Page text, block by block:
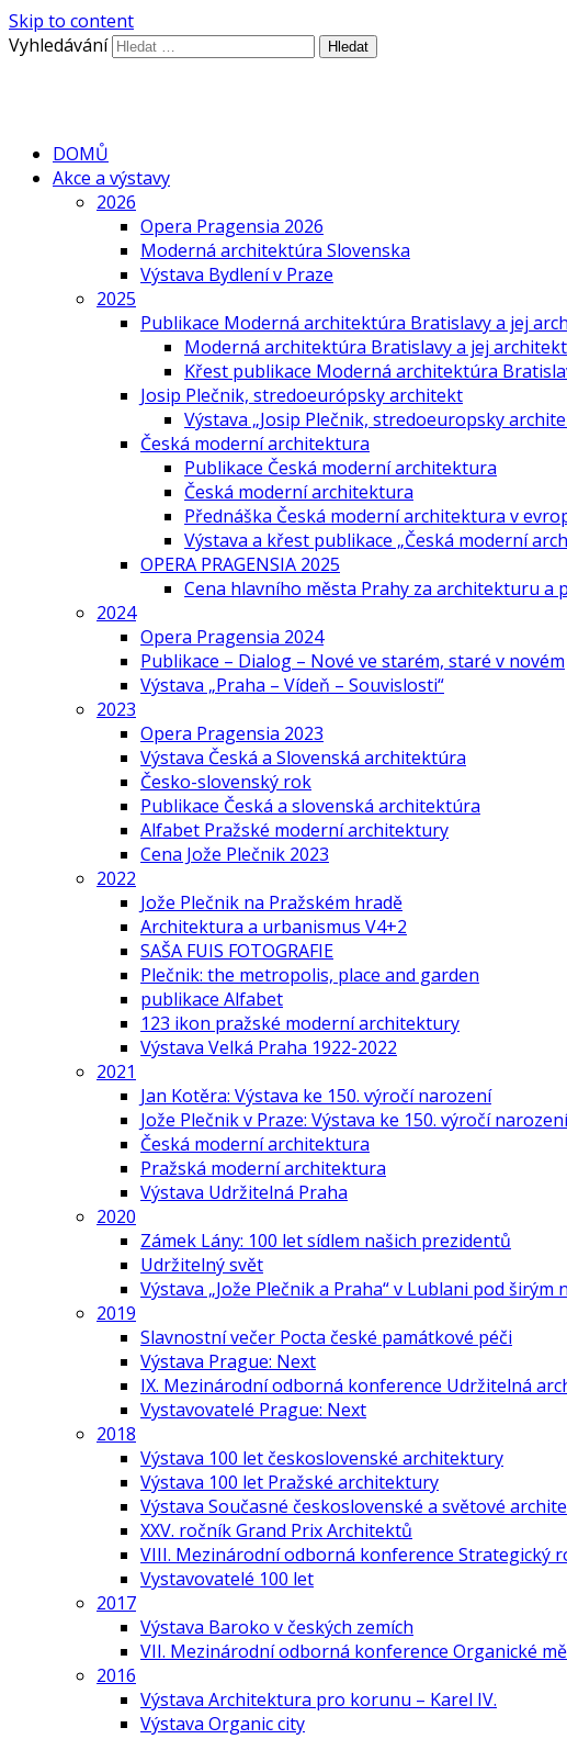
Skip to content
Vyhledávání
DOMŮ
Akce a výstavy
2026
Opera Pragensia 2026
Moderná architektúra Slovenska
Výstava Bydlení v Praze
2025
Publikace Moderná architektúra Bratislavy a jej
Moderná architektúra Bratislavy a jej
Křest publikace Moderná architektúra
Josip Plečnik, stredoeurópsky architekt
Výstava „Josip Plečnik, stredoeuropsky
Česká moderní architektura
Publikace Česká moderní architektura
Česká moderní architektura
Přednáška Česká moderní architektura v
Výstava a křest publikace „Česká moderní
OPERA PRAGENSIA 2025
Cena hlavního města Prahy za architekturu a
2024
Opera Pragensia 2024
Publikace – Dialog – Nové ve starém, staré v novém
Výstava „Praha – Vídeň – Souvislosti“
2023
Opera Pragensia 2023
Výstava Česká a Slovenská architektúra
Česko-slovenský rok
Publikace Česká a slovenská architektúra
Alfabet Pražské moderní architektury
Cena Jože Plečnik 2023
2022
Jože Plečnik na Pražském hradě
Architektura a urbanismus V4+2
SAŠA FUIS FOTOGRAFIE
Plečnik: the metropolis, place and garden
publikace Alfabet
123 ikon pražské moderní architektury
Výstava Velká Praha 1922-2022
2021
Jan Kotěra: Výstava ke 150. výročí narození
Jože Plečnik v Praze: Výstava ke 150. výročí narození
Česká moderní architektura
Pražská moderní architektura
Výstava Udržitelná Praha
2020
Zámek Lány: 100 let sídlem našich prezidentů
Udržitelný svět
Výstava „Jože Plečnik a Praha“ v Lublani pod širým
2019
Slavnostní večer Pocta české památkové péči
Výstava Prague: Next
IX. Mezinárodní odborná konference Udržitelná
Vystavovatelé Prague: Next
2018
Výstava 100 let československé architektury
Výstava 100 let Pražské architektury
Výstava Současné československé a světové
XXV. ročník Grand Prix Architektů
VIII. Mezinárodní odborná konference Strategický
Vystavovatelé 100 let
2017
Výstava Baroko v českých zemích
VII. Mezinárodní odborná konference Organické
2016
Výstava Architektura pro korunu – Karel IV.
Výstava Organic city